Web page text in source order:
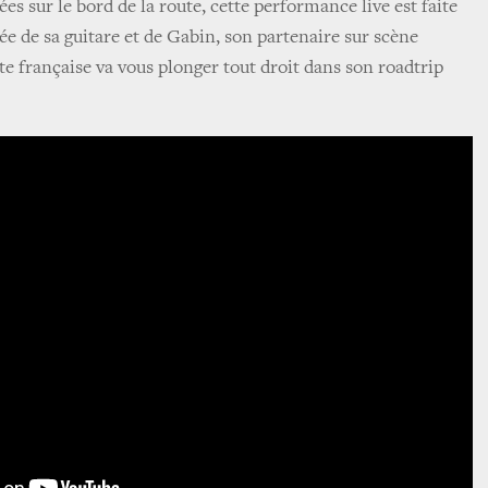
sur le bord de la route, cette performance live est faite
de sa guitare et de Gabin, son partenaire sur scène
française va vous plonger tout droit dans son roadtrip